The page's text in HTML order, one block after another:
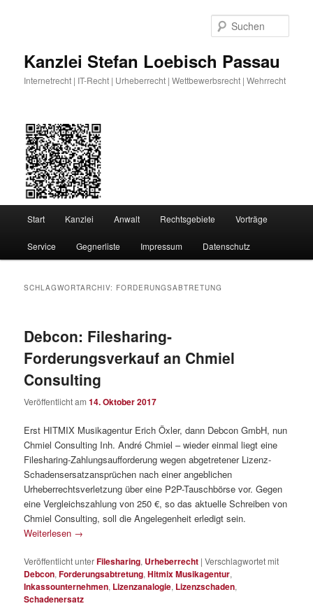
Kanzlei Stefan Loebisch Passau
Internetrecht | IT-Recht | Urheberrecht | Wettbewerbsrecht | Wehrrecht
Start Kanzlei Anwalt Rechtsgebiete Vorträge
Service Gegnerliste Impressum Datenschutz
SCHLAGWORTARCHIV: FORDERUNGSABTRETUNG
Debcon: Filesharing-
Forderungsverkauf an Chmiel
Consulting
Veröffentlicht am14. Oktober 2017
Erst HITMIX Musikagentur Erich Öxler, dann Debcon GmbH, nun
Chmiel Consulting Inh. André Chmiel – wieder einmal liegt eine
Filesharing-Zahlungsaufforderung wegen abgetretener Lizenz-
Schadensersatzansprüchen nach einer angeblichen
Urheberrechtsverletzung über eine P2P-Tauschbörse vor. Gegen
eine Vergleichszahlung von 250 €, so das aktuelle Schreiben von
Chmiel Consulting, soll die Angelegenheit erledigt sein.
Weiterlesen →
Veröffentlicht unterFilesharing, Urheberrecht |Verschlagwortet mit
Debcon,Forderungsabtretung,Hitmix Musikagentur,
Inkassounternehmen, Lizenzanalogie, Lizenzschaden,
Schadenersatz